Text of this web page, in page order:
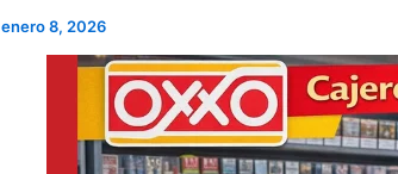
enero 8, 2026